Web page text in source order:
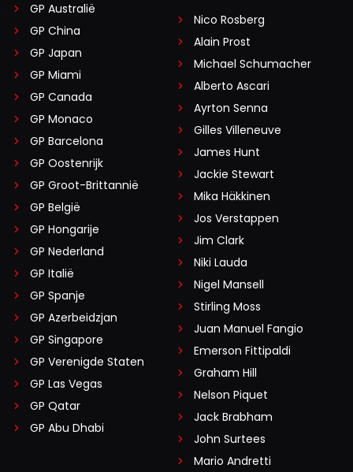
GP Australië
GP China
GP Japan
GP Miami
GP Canada
GP Monaco
GP Barcelona
GP Oostenrijk
GP Groot-Brittannië
GP België
GP Hongarije
GP Nederland
GP Italië
GP Spanje
GP Azerbeidzjan
GP Singapore
GP Verenigde Staten
GP Las Vegas
GP Qatar
GP Abu Dhabi
Nico Rosberg
Alain Prost
Michael Schumacher
Alberto Ascari
Ayrton Senna
Gilles Villeneuve
James Hunt
Jackie Stewart
Mika Häkkinen
Jos Verstappen
Jim Clark
Niki Lauda
Nigel Mansell
Stirling Moss
Juan Manuel Fangio
Emerson Fittipaldi
Graham Hill
Nelson Piquet
Jack Brabham
John Surtees
Mario Andretti